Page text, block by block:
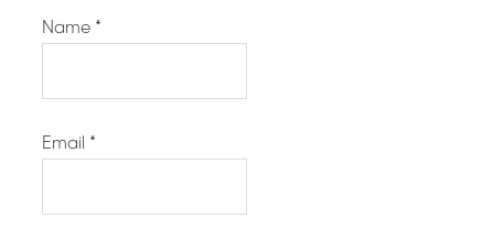
Name *
Email *